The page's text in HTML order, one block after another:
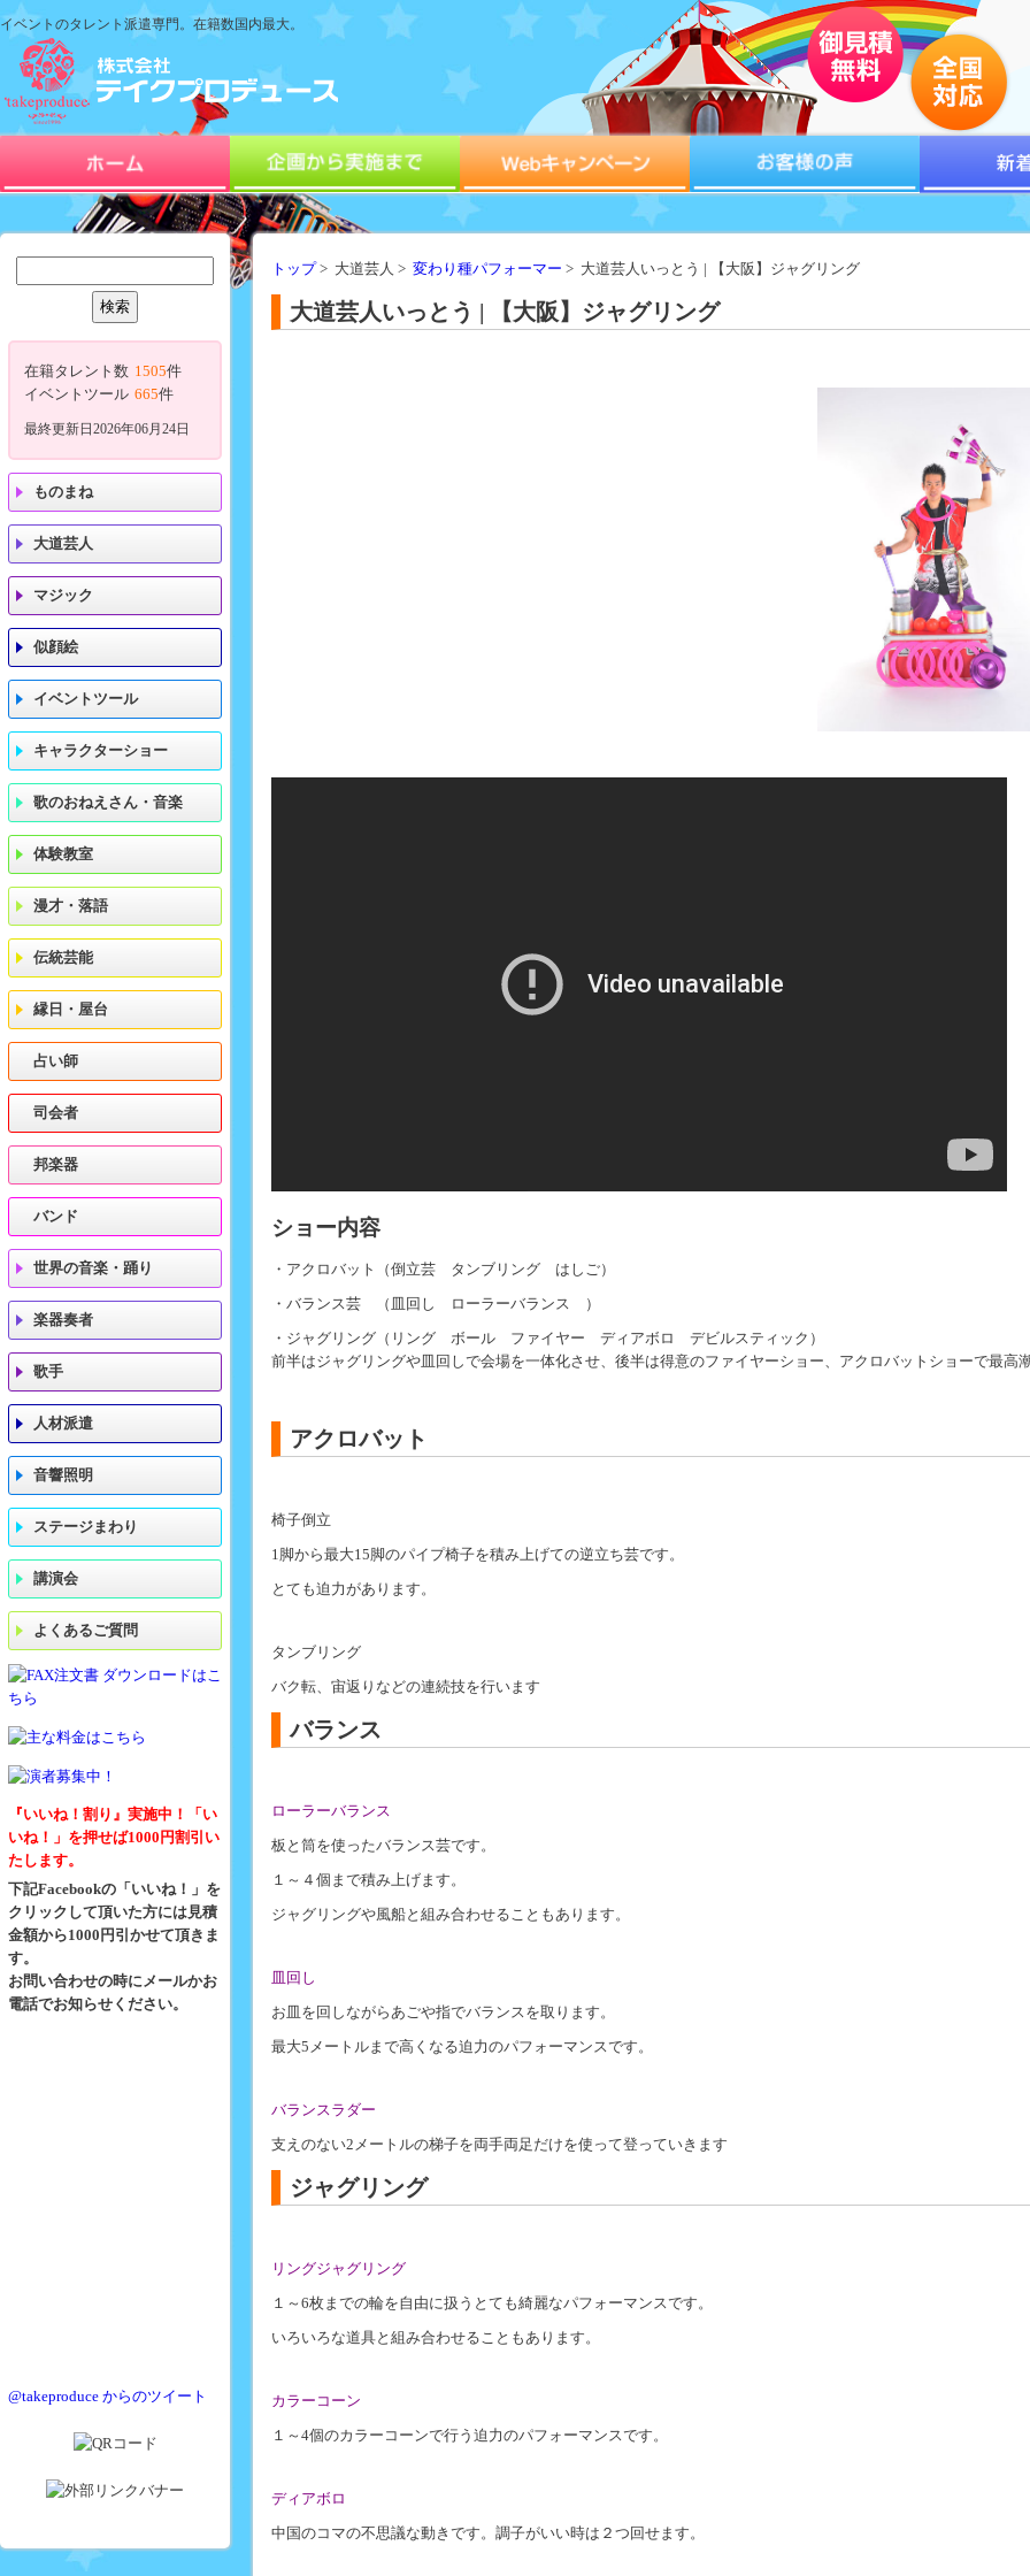
イベントのタレント派遣専門。在籍数国内最大。
トップ> 大道芸人 > 変わり種パフォーマー > 大道芸人いっとう | 【大阪】ジャグリング
大道芸人いっとう | 【大阪】ジャグリング
ショー内容
・アクロバット（倒立芸 タンブリング はしご）
・バランス芸 （皿回し ローラーバランス ）
・ジャグリング（リング ボール ファイヤー ディアボロ デビルスティック）
前半はジャグリングや皿回しで会場を一体化させ、後半は得意のファイヤーショー、アクロバットショーで最高
アクロバット
椅子倒立
1脚から最大15脚のパイプ椅子を積み上げての逆立ち芸です。
とても迫力があります。
タンブリング
バク転、宙返りなどの連続技を行います
バランス
ローラーバランス
板と筒を使ったバランス芸です。
１～４個まで積み上げます。
ジャグリングや風船と組み合わせることもあります。
皿回し
お皿を回しながらあごや指でバランスを取ります。
最大5メートルまで高くなる迫力のパフォーマンスです。
バランスラダー
支えのない2メートルの梯子を両手両足だけを使って登っていきます
ジャグリング
リングジャグリング
１～6枚までの輪を自由に扱うとても綺麗なパフォーマンスです。
いろいろな道具と組み合わせることもあります。
カラーコーン
１～4個のカラーコーンで行う迫力のパフォーマンスです。
ディアボロ
中国のコマの不思議な動きです。調子がいい時は２つ回せます。
在籍タレント数 1505件
イベントツール 665件
最終更新日2026年06月24日
ものまね
大道芸人
マジック
似顔絵
イベントツール
キャラクターショー
歌のおねえさん・音楽
体験教室
漫才・落語
伝統芸能
縁日・屋台
占い師
司会者
邦楽器
バンド
世界の音楽・踊り
楽器奏者
歌手
人材派遣
音響照明
ステージまわり
講演会
よくあるご質問
『いいね！割り』実施中！「い
いね！」を押せば1000円割引い
たします。
下記Facebookの「いいね！」を
クリックして頂いた方には見積
金額から1000円引かせて頂きま
す。
お問い合わせの時にメールかお
電話でお知らせください。
@takeproduce からのツイート